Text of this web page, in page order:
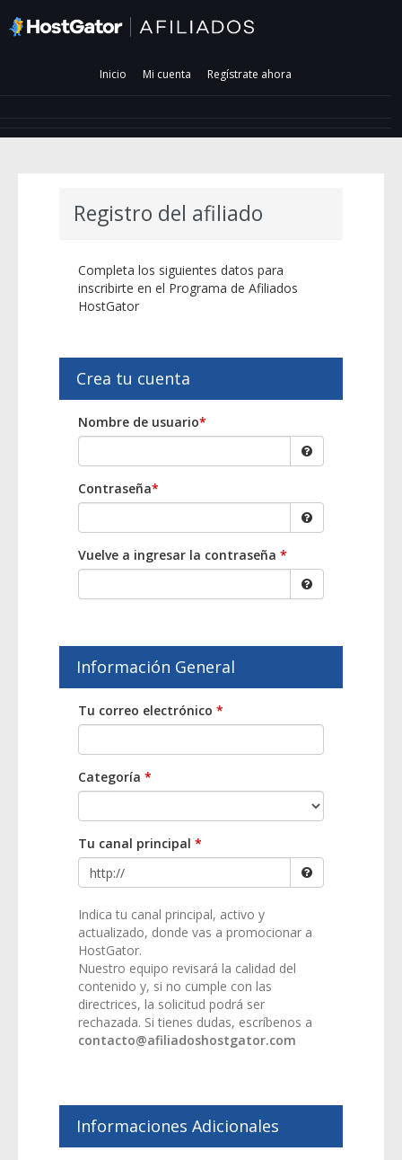
Inicio Mi cuenta Regístrate ahora
Registro del afiliado
Completa los siguientes datos para
inscribirte en el Programa de Afiliados
HostGator
Crea tu cuenta
Nombre de usuario*
Contraseña*
Vuelve a ingresar la contraseña *
Información General
Tu correo electrónico *
Categoría *
Tu canal principal *
Indica tu canal principal, activo y
actualizado, donde vas a promocionar a
HostGator.
Nuestro equipo revisará la calidad del
contenido y, si no cumple con las
directrices, la solicitud podrá ser
rechazada. Si tienes dudas, escríbenos a
contacto@afiliadoshostgator.com
Informaciones Adicionales